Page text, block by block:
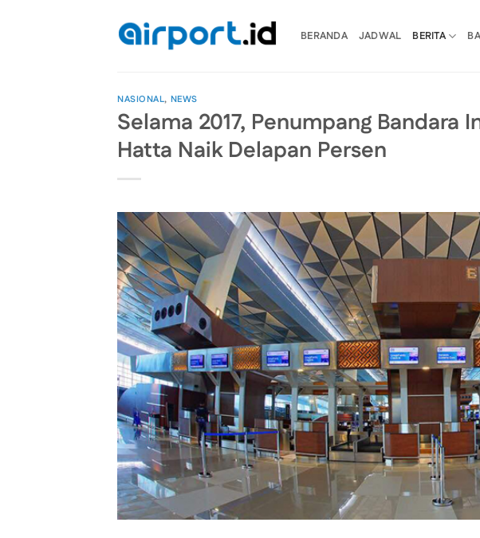
BERANDA JADWAL BERITA
NASIONAL, NEWS
Selama 2017, Penumpang Bandara
Hatta Naik Delapan Persen